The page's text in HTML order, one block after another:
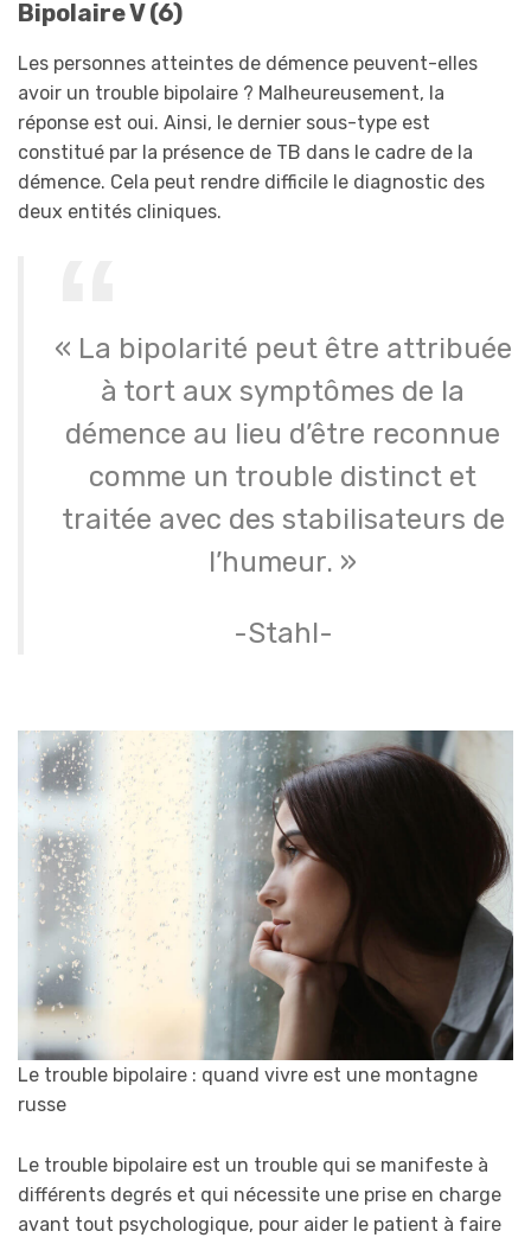
Bipolaire V (6)
Les personnes atteintes de démence peuvent-elles
avoir un trouble bipolaire ? Malheureusement, la
réponse est oui. Ainsi, le dernier sous-type est
constitué par la présence de TB dans le cadre de la
démence. Cela peut rendre difficile le diagnostic des
deux entités cliniques.
« La bipolarité peut être attribuée
à tort aux symptômes de la
démence au lieu d’être reconnue
comme un trouble distinct et
traitée avec des stabilisateurs de
l’humeur. »
-Stahl-
Le trouble bipolaire : quand vivre est une montagne
russe
Le trouble bipolaire est un trouble qui se manifeste à
différents degrés et qui nécessite une prise en charge
avant tout psychologique, pour aider le patient à faire